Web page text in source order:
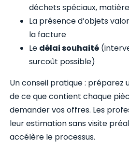
déchets spéciaux,
La présence d’objets
la facture
Le délai souhaité
surcoût possible)
Un conseil pratique : préparez
de ce que contient chaque
demander vos offres. Les
leur estimation sans visite
accélère le processus.